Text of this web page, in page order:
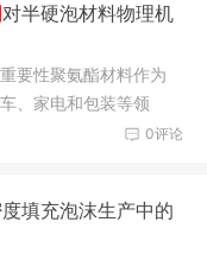
对半硬泡材料物理机
要性聚氨酯材料作为
、家电和包装等领
0评论
填充泡沫生产中的